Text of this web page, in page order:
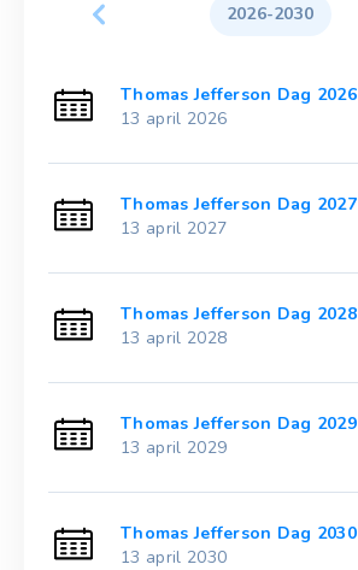
2026-2030
Thomas Jefferson Dag 2026
13 april 2026
Thomas Jefferson Dag 2027
13 april 2027
Thomas Jefferson Dag 2028
13 april 2028
Thomas Jefferson Dag 2029
13 april 2029
Thomas Jefferson Dag 2030
13 april 2030